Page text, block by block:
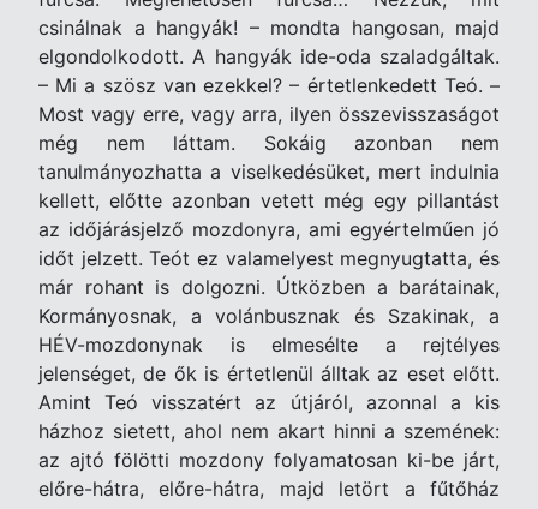
csinálnak a hangyák! – mondta hangosan, majd
elgondolkodott. A hangyák ide-oda szaladgáltak.
– Mi a szösz van ezekkel? – értetlenkedett Teó. –
Most vagy erre, vagy arra, ilyen összevisszaságot
még nem láttam. Sokáig azonban nem
tanulmányozhatta a viselkedésüket, mert indulnia
kellett, előtte azonban vetett még egy pillantást
az időjárásjelző mozdonyra, ami egyértelműen jó
időt jelzett. Teót ez valamelyest megnyugtatta, és
már rohant is dolgozni. Útközben a barátainak,
Kormányosnak, a volánbusznak és Szakinak, a
HÉV-mozdonynak is elmesélte a rejtélyes
jelenséget, de ők is értetlenül álltak az eset előtt.
Amint Teó visszatért az útjáról, azonnal a kis
házhoz sietett, ahol nem akart hinni a szemének:
az ajtó fölötti mozdony folyamatosan ki-be járt,
előre-hátra, előre-hátra, majd letört a fűtőház